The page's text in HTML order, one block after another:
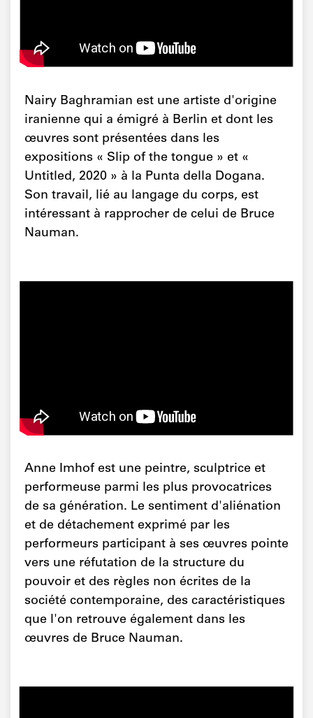
Nairy Baghramian est une artiste d'origine
iranienne qui a émigré à Berlin et dont les
œuvres sont présentées dans les
expositions « Slip of the tongue » et «
Untitled, 2020 » à la Punta della Dogana.
Son travail, lié au langage du corps, est
intéressant à rapprocher de celui de Bruce
Nauman.
Anne Imhof est une peintre, sculptrice et
performeuse parmi les plus provocatrices
de sa génération. Le sentiment d'aliénation
et de détachement exprimé par les
performeurs participant à ses œuvres pointe
vers une réfutation de la structure du
pouvoir et des règles non écrites de la
société contemporaine, des caractéristiques
que l'on retrouve également dans les
œuvres de Bruce Nauman.